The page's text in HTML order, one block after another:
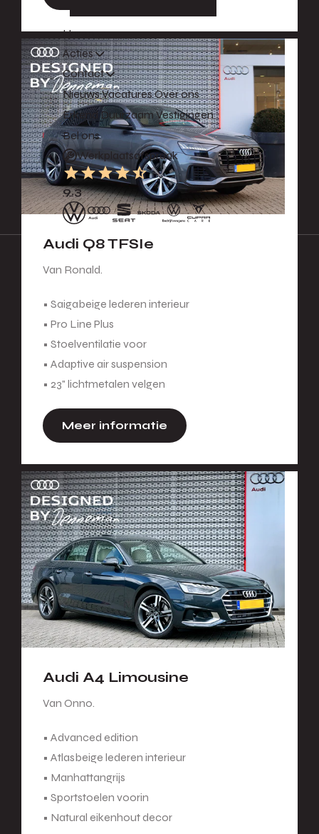
Huren
Acties
Contact
NieuwsVacaturesOver ons
Erkend DuurzaamVestigingen
Bel ons
Werkplaatsafspraak
9.3
Audi Q8 TFSIe
Van Ronald.
• Saigabeige lederen interieur
• Pro Line Plus
• Stoelventilatie voor
• Adaptive air suspension
• 23" lichtmetalen velgen
Meer informatie
Audi A4 Limousine
Van Onno.
• Advanced edition
• Atlasbeige lederen interieur
• Manhattangrijs
• Sportstoelen voorin
• Natural eikenhout decor